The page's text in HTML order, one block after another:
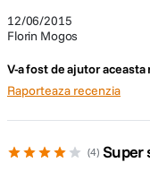
12/06/2015
Florin Mogos
V-a fost de ajutor aceasta
Raporteaza recenzia
4 Super